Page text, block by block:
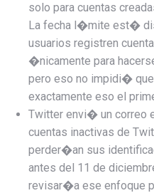
solo para cuentas
La fecha l�mite est�
usuarios registren
�nicamente para
pero eso no impidi�
exactamente eso el
Twitter envi� un correo
cuentas inactivas de
perder�an sus
antes del 11 de
revisar�a ese enfoque